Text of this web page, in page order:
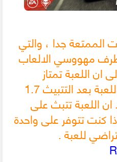
الممتعة جدا ، والتي
مهووسي الالعاب
ان اللعبة تمتاز
بجرافيك محترم . حجم اللعبة بعد التتبيث 1.7
ان اللعبة تتبث على
كنت تتوفر على واحدة
للعبة .